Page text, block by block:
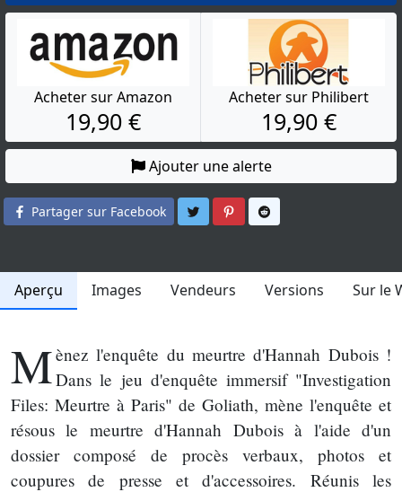
Acheter sur Amazon
19,90 €
Acheter sur Philibert
19,90 €
Ajouter une alerte
Partager sur Facebook Partager sur Twitter
Partager sur Pinterest
Aperçu Images Vendeurs Versions Sur le
Mènez l'enquête du meurtre d'Hannah Dubois !
Dans le jeu d'enquête immersif "Investigation
Files: Meurtre à Paris" de Goliath, mène l'enquête et
résous le meurtre d'Hannah Dubois à l'aide d'un
dossier composé de procès verbaux, photos et
coupures de presse et d'accessoires. Réunis les